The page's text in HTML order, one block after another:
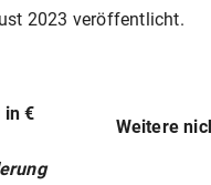
2023 veröffentlicht.
in €
Weitere